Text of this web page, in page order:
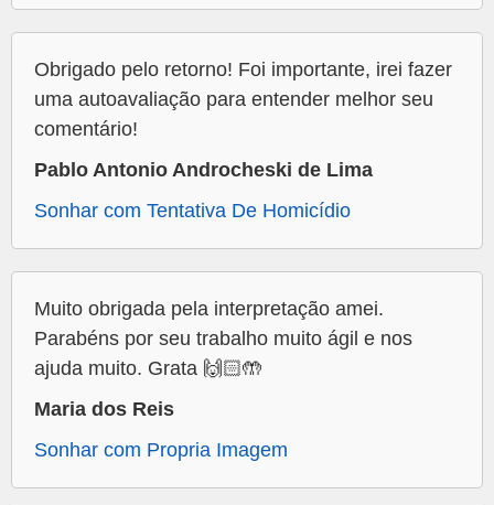
Obrigado pelo retorno! Foi importante, irei fazer
uma autoavaliação para entender melhor seu
comentário!
Pablo Antonio Androcheski de Lima
Sonhar com Tentativa De Homicídio
Muito obrigada pela interpretação amei.
Parabéns por seu trabalho muito ágil e nos
ajuda muito. Grata 🙌🏻🤲
Maria dos Reis
Sonhar com Propria Imagem